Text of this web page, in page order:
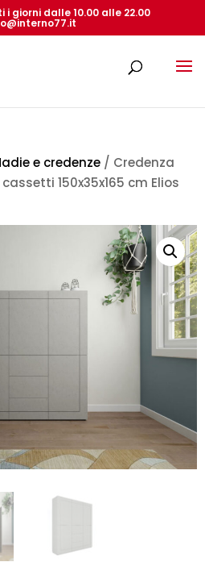
giorni dalle 10.00 alle 22.00
e credenze / Credenza
150x35x165 cm Elios